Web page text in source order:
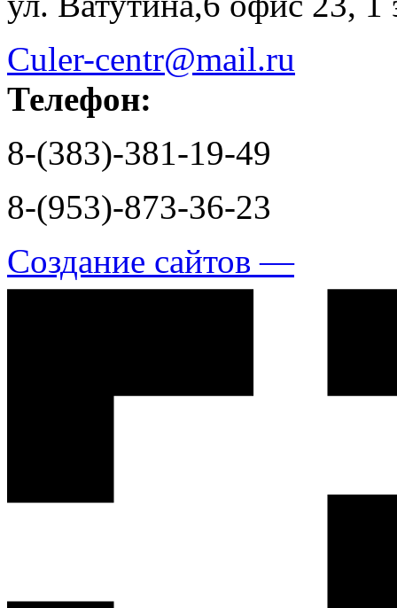
Culer-centr@mail.ru
Телефон:
8-(383)-381-19-49
8-(953)-873-36-23
Создание сайтов —